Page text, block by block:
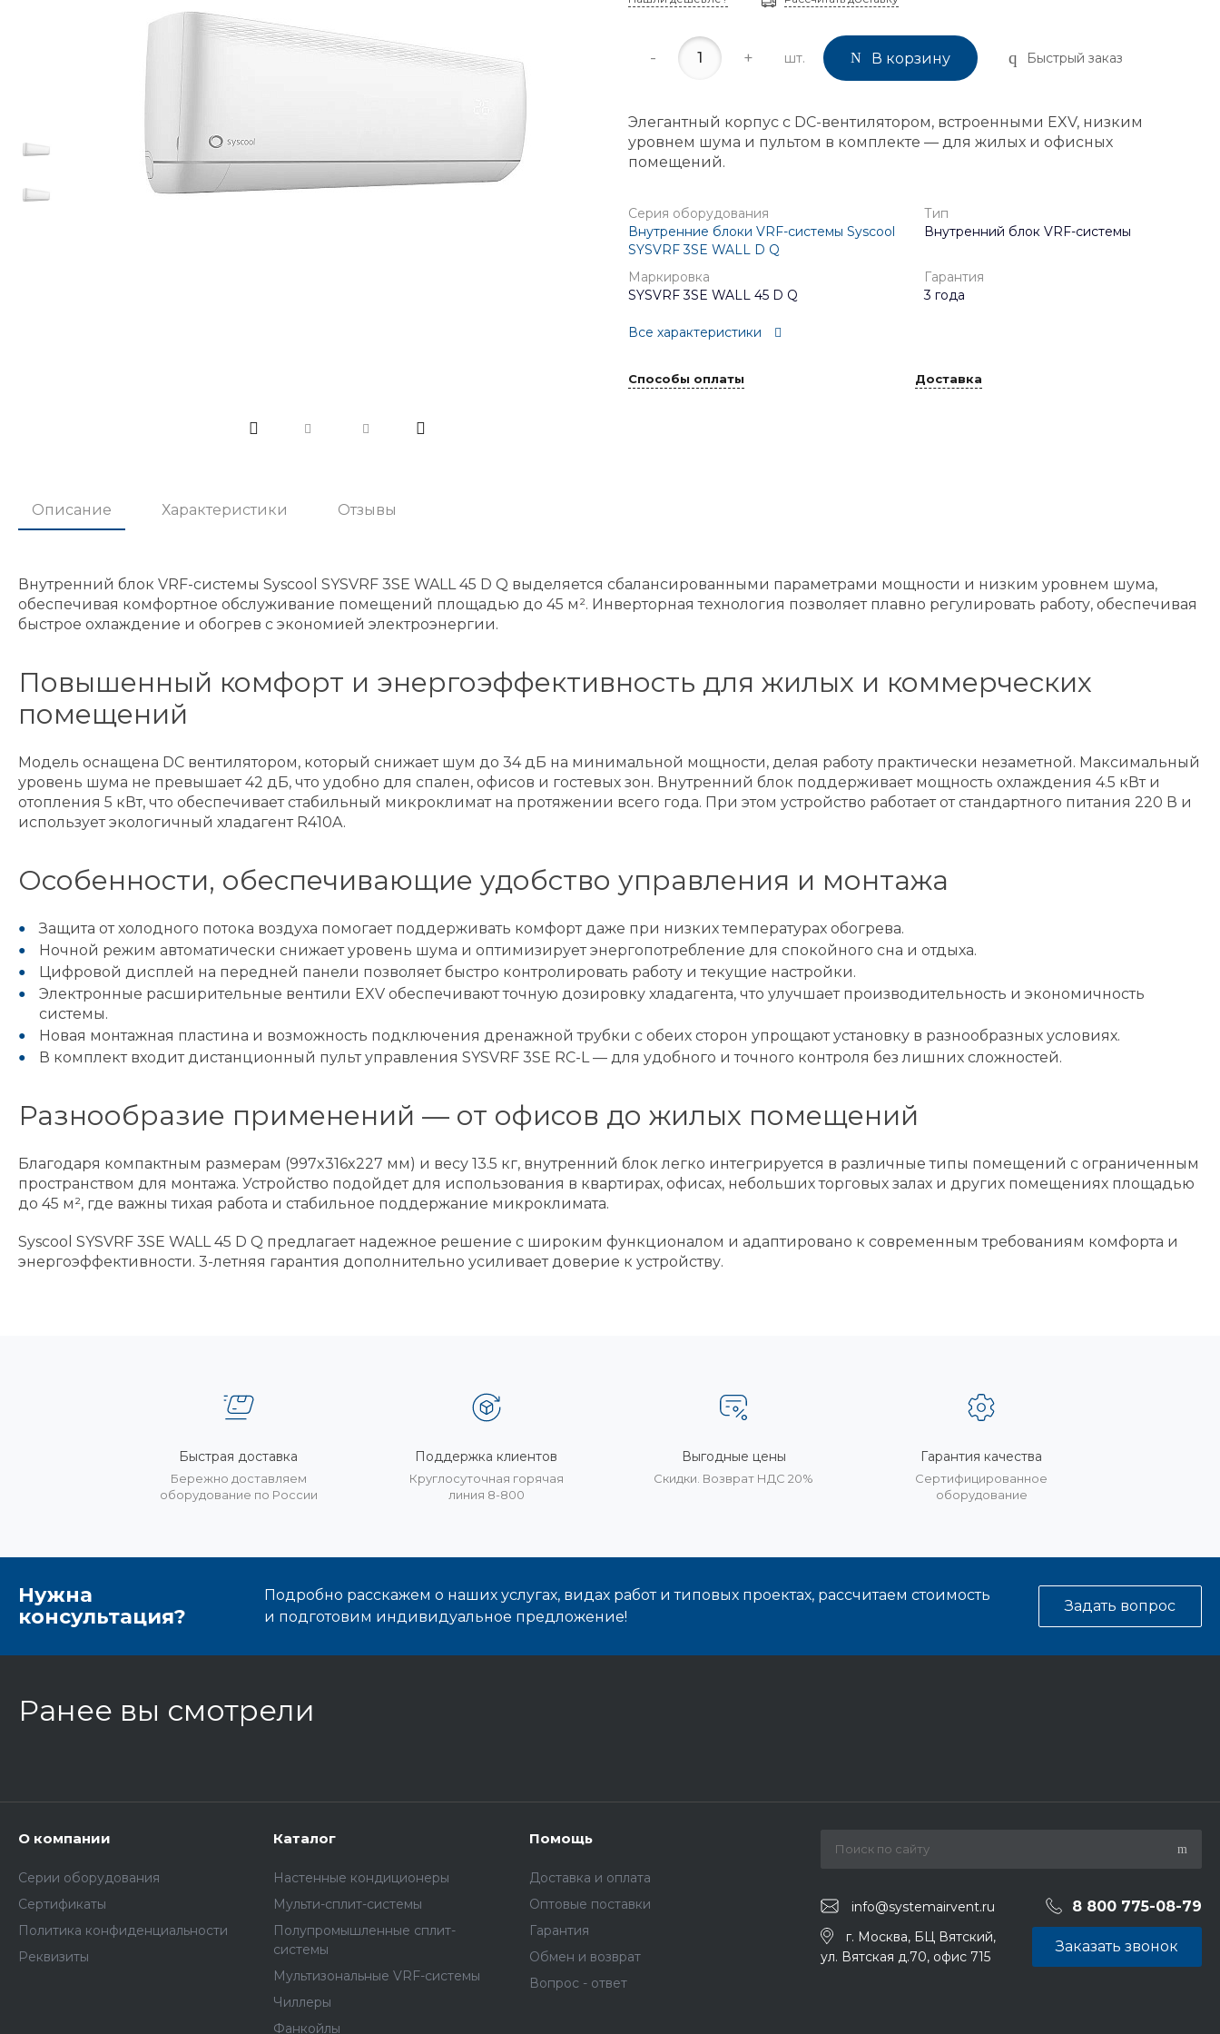
- + шт. В корзину Быстрый заказ
Элегантный корпус с DC-вентилятором, встроенными EXV, низким
уровнем шума и пультом в комплекте — для жилых и офисных
помещений.
Серия оборудования
Внутренние блоки VRF-системы Syscool
SYSVRF 3SE WALL D Q
Тип
Внутренний блок VRF-системы
Маркировка
SYSVRF 3SE WALL 45 D Q
Гарантия
3 года
Все характеристики
Способы оплаты Доставка
Описание Характеристики Отзывы
Внутренний блок VRF-системы Syscool SYSVRF 3SE WALL 45 D Q выделяется сбалансированными параметрами мощности и низким уровнем шума,
обеспечивая комфортное обслуживание помещений площадью до 45 м². Инверторная технология позволяет плавно регулировать работу, обеспечивая
быстрое охлаждение и обогрев с экономией электроэнергии.
Повышенный комфорт и энергоэффективность для жилых и коммерческих
помещений
Модель оснащена DC вентилятором, который снижает шум до 34 дБ на минимальной мощности, делая работу практически незаметной. Максимальный
уровень шума не превышает 42 дБ, что удобно для спален, офисов и гостевых зон. Внутренний блок поддерживает мощность охлаждения 4.5 кВт и
отопления 5 кВт, что обеспечивает стабильный микроклимат на протяжении всего года. При этом устройство работает от стандартного питания 220 В и
использует экологичный хладагент R410A.
Особенности, обеспечивающие удобство управления и монтажа
Защита от холодного потока воздуха помогает поддерживать комфорт даже при низких температурах обогрева.
Ночной режим автоматически снижает уровень шума и оптимизирует энергопотребление для спокойного сна и отдыха.
Цифровой дисплей на передней панели позволяет быстро контролировать работу и текущие настройки.
Электронные расширительные вентили EXV обеспечивают точную дозировку хладагента, что улучшает производительность и экономичность
системы.
Новая монтажная пластина и возможность подключения дренажной трубки с обеих сторон упрощают установку в разнообразных условиях.
В комплект входит дистанционный пульт управления SYSVRF 3SE RC-L — для удобного и точного контроля без лишних сложностей.
Разнообразие применений — от офисов до жилых помещений
Благодаря компактным размерам (997x316x227 мм) и весу 13.5 кг, внутренний блок легко интегрируется в различные типы помещений с ограниченным
пространством для монтажа. Устройство подойдет для использования в квартирах, офисах, небольших торговых залах и других помещениях площадью
до 45 м², где важны тихая работа и стабильное поддержание микроклимата.
Syscool SYSVRF 3SE WALL 45 D Q предлагает надежное решение с широким функционалом и адаптировано к современным требованиям комфорта и
энергоэффективности. 3-летняя гарантия дополнительно усиливает доверие к устройству.
Быстрая доставка
Бережно доставляем
оборудование по России
Поддержка клиентов
Круглосуточная горячая
линия 8-800
Выгодные цены
Скидки. Возврат НДС 20%
Гарантия качества
Сертифицированное
оборудование
Нужна
консультация?
Подробно расскажем о наших услугах, видах работ и типовых проектах, рассчитаем стоимость
и подготовим индивидуальное предложение!
Задать вопрос
Ранее вы смотрели
О компании
Серии оборудования
Сертификаты
Политика конфиденциальности
Реквизиты
Каталог
Настенные кондиционеры
Мульти-сплит-системы
Полупромышленные сплит-
системы
Мультизональные VRF-системы
Чиллеры
Фанкойлы
Помощь
Доставка и оплата
Оптовые поставки
Гарантия
Обмен и возврат
Вопрос - ответ
info@systemairvent.ru 8 800 775-08-79
г. Москва, БЦ Вятский,
ул. Вятская д.70, офис 715
Заказать звонок